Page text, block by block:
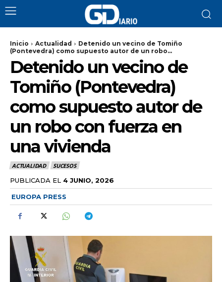
Inicio Actualidad
Detenido un vecino de Tomiño
(Pontevedra) como supuesto autor de un robo...
Detenido un vecino de
Tomiño (Pontevedra)
como supuesto autor de
un robo con fuerza en
una vivienda
ACTUALIDAD SUCESOS
PUBLICADA EL 4 JUNIO, 2026
EUROPA PRESS